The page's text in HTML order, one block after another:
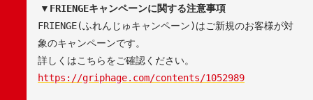
▼ FRIENGEキャンペーンに関する注意事項
FRIENGE(ふれんじゅキャンペーン)はご新規のお客様が対
象のキャンペーンです。
詳しくはこちらをご確認ください。
https://griphage.com/contents/1052989